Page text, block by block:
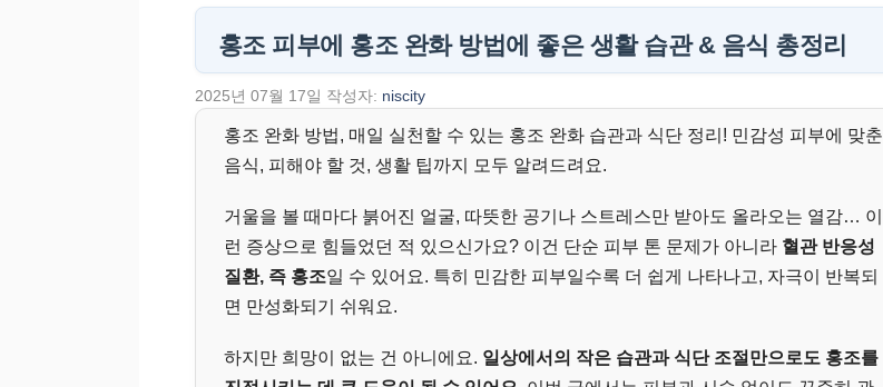
홍조 피부에 홍조 완화 방법에 좋은 생활 습관 & 음식 총정리
2025년 07월 17일 작성자: niscity
홍조 완화 방법, 매일 실천할 수 있는 홍조 완화 습관과 식단 정리! 민감성 피부에 맞춘
음식, 피해야 할 것, 생활 팁까지 모두 알려드려요.
거울을 볼 때마다 붉어진 얼굴, 따뜻한 공기나 스트레스만 받아도 올라오는 열감… 이
런 증상으로 힘들었던 적 있으신가요? 이건 단순 피부 톤 문제가 아니라 혈관 반응성
질환, 즉 홍조일 수 있어요. 특히 민감한 피부일수록 더 쉽게 나타나고, 자극이 반복되
면 만성화되기 쉬워요.
하지만 희망이 없는 건 아니에요. 일상에서의 작은 습관과 식단 조절만으로도 홍조를